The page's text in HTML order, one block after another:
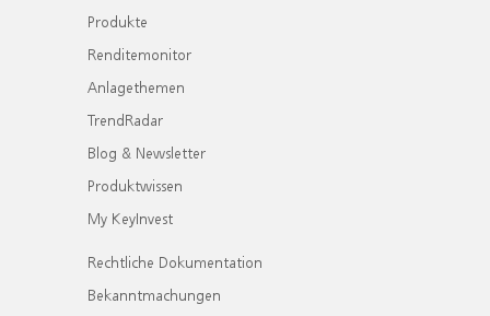
Produkte
Renditemonitor
Anlagethemen
TrendRadar
Blog & Newsletter
Produktwissen
My KeyInvest
Rechtliche Dokumentation
Bekanntmachungen